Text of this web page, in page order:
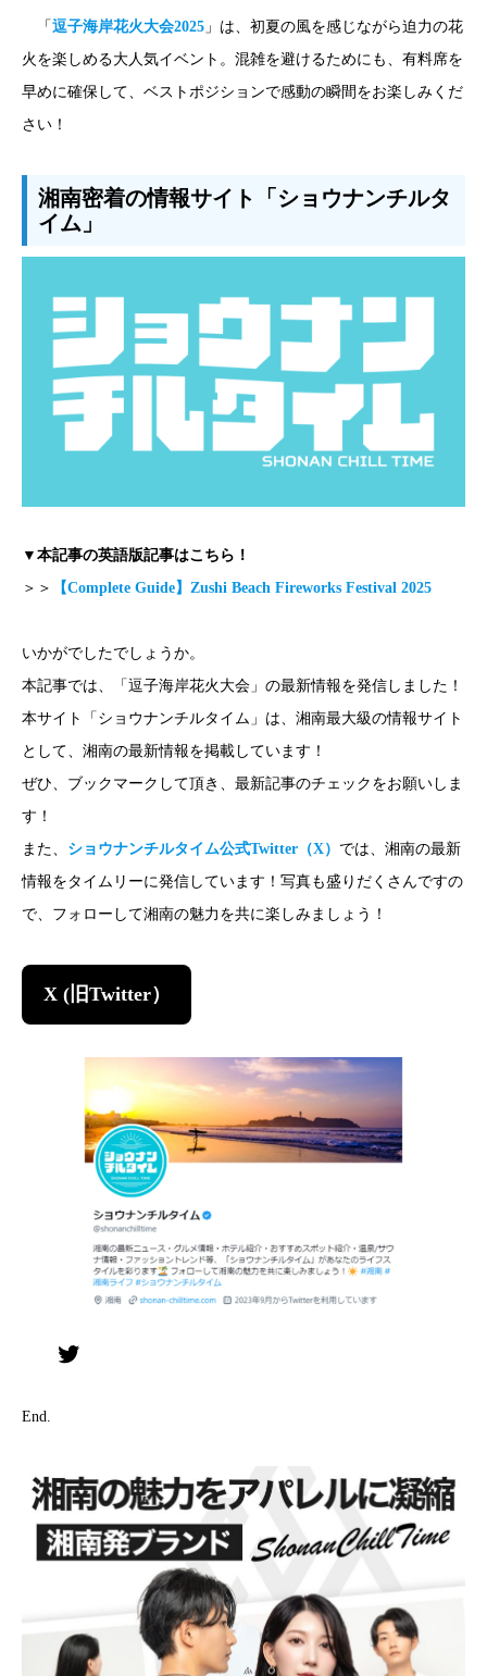
「 逗子海岸花火大会2025 」は、初夏の風を感じながら迫力の花
火を楽しめる大人気イベント。混雑を避けるためにも、有料席を
早めに確保して、ベストポジションで感動の瞬間をお楽しみくだ
さい！
湘南密着の情報サイト「ショウナンチルタ
イム」
▼本記事の英語版記事はこちら！
＞＞
【Complete Guide】Zushi Beach Fireworks Festival 2025
いかがでしたでしょうか。
本記事では、「逗子海岸花火大会」の最新情報を発信しました！
本サイト「ショウナンチルタイム」は、湘南最大級の情報サイト
として、湘南の最新情報を掲載しています！
ぜひ、ブックマークして頂き、最新記事のチェックをお願いしま
す！
また、 ショウナンチルタイム公式Twitter（X） では、湘南の最新
情報をタイムリーに発信しています！写真も盛りだくさんですの
で、フォローして湘南の魅力を共に楽しみましょう！
X (旧Twitter）
Twitter
End.